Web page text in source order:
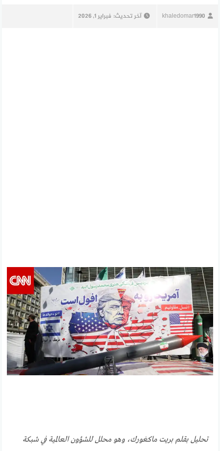
khaledomar1990 آخر تحديث: فبراير 1, 2026
تحليل بقلم بريت ماكغورك، وهو محلل للشؤون العالمية في شبكة